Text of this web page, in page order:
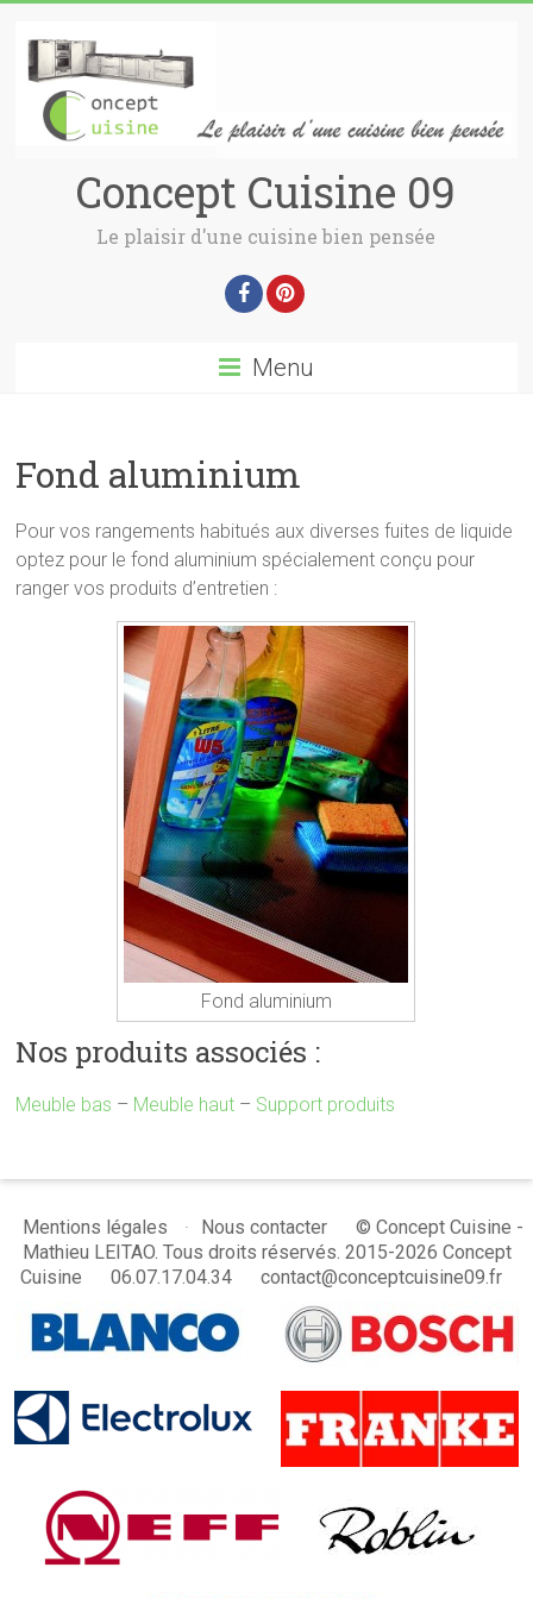
Concept Cuisine 09
Le plaisir d'une cuisine bien pensée
Menu
Fond aluminium
Pour vos rangements habitués aux diverses fuites de liquide
optez pour le fond aluminium spécialement conçu pour
ranger vos produits d’entretien :
Fond aluminium
Nos produits associés :
Meuble bas – Meuble haut – Support produits
Mentions légales Nous contacter
© Concept Cuisine -
Mathieu LEITAO. Tous droits réservés. 2015-2026 Concept
Cuisine
06.07.17.04.34 contact@conceptcuisine09.fr